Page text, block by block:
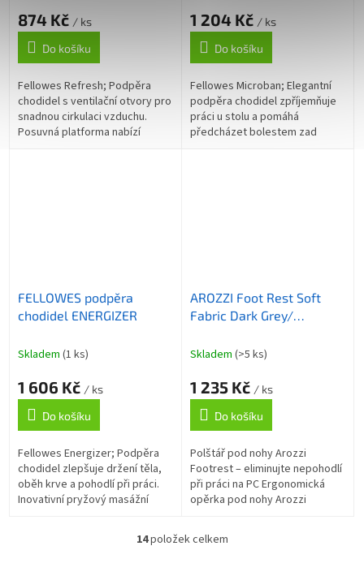
874 Kč / ks
Do košíku
Fellowes Refresh; Podpěra
chodidel s ventilační otvory pro
snadnou cirkulaci vzduchu.
Posuvná platforma nabízí
1 204 Kč / ks
Do košíku
Fellowes Microban; Elegantní
podpěra chodidel zpříjemňuje
práci u stolu a pomáhá
předcházet bolestem zad
FELLOWES podpěra
chodidel ENERGIZER
Skladem (1 ks)
1 606 Kč / ks
Do košíku
Fellowes Energizer; Podpěra
chodidel zlepšuje držení těla,
oběh krve a pohodlí při práci.
Inovativní pryžový masážní
AROZZI Foot Rest Soft
Fabric Dark Grey/
nohy/ tmavě šedý
Skladem (>5 ks)
1 235 Kč / ks
Do košíku
Polštář pod nohy Arozzi
Footrest – eliminujte nepohodlí
při práci na PC Ergonomická
opěrka pod nohy Arozzi
během dlouhodobého sezení u
PC....
O
14položek celkem